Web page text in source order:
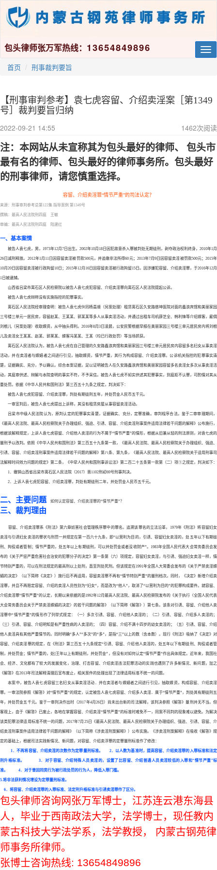
包头律师张万军热线： 13654849896
首页 刑事裁判要旨
​【刑事审判参考】袁七虎容留、介绍卖淫案［第1349
号］裁判要旨归纳
2022-09-21 14:55 1462次阅读
注：本网站从未宣称其为包头最好的律师、
包头市
最有名的律师、包头最好的律师事务所。包头最好
的刑事律师，请您慎重选择。
容留、介绍卖淫罪“情节严重”的司法认定？
来源：刑事审判参考总第 122集 指导案例 第1349号
撰稿：最高人民法院刑四庭 王敏
审编：最高人民法院刑四庭 陆建红
一、基本案情
被告人袁七虎，男， 1973年12月7日出生。2002年10月18日因犯故意杀入罪被判处无期徒刑，剥夺政治权利终身，2010年1月
26日减刑释放。2012年1月11日因容留卖淫被罚款500元，并追缴非法所得60元；2013年7月9日因容留卖淫被罚款500元；2015年
10月20日因容留卖淫被行政拘留10日；2015年12月16日因容留卖淫被行政拘留15日。因涉嫌犯容留、介绍卖淫罪，于2016年12月
1日被逮捕。
山西省吕梁市离石区人民检察院以被告人袁七虎犯容留、介绍卖淫罪向离石区人民法院提起公诉。
被告人袁七虎辩称没有实施指控的犯罪事实。
离石区人民法院经审理查明：被告人袁七虎伙同杨喜顺（另案处理）租赁离石区久安路慈坤医院对面的鑫浪宾馆和美丽家园
三号楼三单元一居民房，容留赵某、王某某、郭某某等多人从事卖淫活动，并通过出租车司机薛芝全、韩利锋等介绍嫖客，雇佣
刘根儿（另案处理）收取嫖资，从中抽头得利。 2016年8月3日凌晨，公安民警根据举报在美丽家园三号楼三单元居民房内将刘根
儿及卖淫女王某某、赵某、郭莱某、嫖客冯某某、王某（均已行政处罚）等当场抓获。
离石区人民法院认为，被告人袁七虎在自己管理的久安路鑫浪宾馆和美丽家园三号楼三单元居民房内容留多名妇女从事卖淫
活动，并在卖淫者与嫖娼者之间进行引见，抽取嫖资，情节严重，其行为构成容留、介绍卖淫罪。公诉机关指控的犯罪事实清
楚，证据确实、充分，予以确认。综合本案证据，足以证明被告人在久安路鑫浪宾馆和美丽家园容留多名卖淫女多次从事卖淫活
动，其庭审供述、辩解与本院查明的事实不符，不予采信。被告人袁七虎不如实供述其犯罪事实，到庭拒不认罪，可酌情对其从
重处罚。依据《中华人民共和国刑法》第三百五十九条之规定，判决如下：
被告人袁七虎犯容留、介绍卖淫罪，判处有期徒刑五年，并处罚金人民币五干元。
一审宣判后，被告人袁七虎提出上诉称，其没有租赁房屋从事容留卖淫活动。
吕梁市中级人民法院认为，原判认定的犯罪事实清楚，证据确实、充分，定罪准确。审判程序合法。鉴于二审审理期问，
《最高人民法院、最高人民检察院关于办理组织、强迫、引诱、容留、介绍卖淫刑事案件适用法律若干问题的解释》公布施行，
根据该解释规定，上诉人袁七虎容留、介绍他人卖淫的行为不属于“情节严重”的情形，根据从旧兼从轻的刑法原则，对袁七虎的
量刑予以改判。依照《中华人民共和国刑法》第三百五十九条第一款，《最高人民法院、最高人民检察院关于办理组织、强迫、
引诱、容留、介绍卖淫刑事案件适用法律若干问题的解释》第八条、第九条，《最高人民法院、最高人民检察院关于适用刑事司
法解释时间效力问题的规定》第二条，《中牮人民共和国刑事诉讼法》第二百二十五条第一款第（二）项①之规定，判决如下：
1．撤销山西省吕梁市离石区人民法院（2017）晋1102刑初69号刑事判决。
2．上诉人袁七虎犯容留、介绍卖淫罪，判处有期徒刑二年，并处罚金人民币五千元。
二、主要问题如何认定容留、介绍卖淫罪的“情节严重”？
三、裁判理由
容留、介绍卖淫罪系《刑法》第六章妨害社会管理秩序罪中的罪名。追溯该罪名的立法沿革， 1979年《刑法》将容留妇女
卖淫与引诱妇女卖淫的罪状与刑罚一并规定在第一百六十九条，即“以营利为目的，引诱、容留妇女卖淫的，处五年以下有期徙
刑、拘役或者管制；情节严重的，处五年以上有期徒刑，可以并处罚金或者没收财产”。1983年全国人民代表大会常务委员会发
布的《关于严惩严重危害社会治安的犯罪分子的决定》第一条第（六）项规定，容留妇女卖淫，与引诱、强迫妇女卖淫一样，情
节特别严重的，可以在刑法规定的最高刑以上处刑，直至判处死刑。但该规定在1991年全国人大常委会发布的《关于严禁卖淫嫖
娼的决定》（以下简称《决定》）施行后不再适用，容留卖淫罪不再有“情节特别严重”的量刑档次。同时，《决定》新增介绍卖
淫罪，并且不再限定容留、介绍的卖淫人员性别为“妇女”，而是改为“他人”，取消了“以营利为目的”的犯罪构成要件。就容留、
介绍卖淫罪“情节严重”的认定，长期以来依据的是1992年12月最高人民法院、最高人民检察院发布的《关于执行〈全国人民代表
大会常务委员会关于严禁卖淫嫖娼的决定〉的若干问题的解答》（以下简称《解答》）第七条。该条对引诱、容留、介绍他人卖
淫罪中“情节严重”的情形作了列举式规定：（一）多次引诱、容留、介绍他人卖淫的；（二）引诱、容留、介绍多人卖淫的；
（三）引诱、容留、介绍明知是有严重性病的人卖淫的；（四）容留、介绍不满十四岁的幼女卖淫的；（五）引诱、容留、介绍
他人卖淫具有其他严重情节的。同时明确“多人”“多次”的“多”，是指“三”以上的数（含本数）。现行《刑法》吸纳了《决定》对
容留、介绍卖淫罪的规定，在《刑法》第三百五十九条规定“引诱、容留、介绍他人卖淫的，处五年以下有期徒刑、拘役或者管
制，并处罚金；情节严重的，处]王年以上有期徒刑，并处罚金”，但没有对如何认定“情节严重”作出具体规定。近年来，我国社
会、经济、文化都有了较大的发展变化，治理、打击容留、介绍卖淫违法犯罪活动的实践也遇到了许多新情况、新问题，加之
《解答》在2013年司法解释清理后宣布废止，相关案件的处理出现了法律适用标准不统一的问题。
本案中，被告人袁七虎容留三名妇女从事卖淫活动．并在卖淫者与嫖娼者之间进行引见，抽取嫖资，构成容留、介绍卖淫
罪。一审法院参照《解答》对“情节严重”的规定，认定被告人袁七虎容留、介绍多人卖淫．属于“情节严重”，判处其有期徒刑五
年，并处罚金五千元。鉴于一审判决作出时（2017年4月26日）尚未出台新的司法解释，该判决参照《解答》量刑并无不当。但
客观上，由于《解答》已废止，各地在掌握容留、介绍卖淫“情节严重”的标准时难免不一，同案不同判的现象难以避免。为解决
该类犯罪法律适用标准不统一的问题，2017年7月25日《最高人民法院、最高人民检察院关于办理组织、强迫、引诱、容留、介
绍卖淫刑事案件适用法律若干问题的解释》（以下简称《涉卖淫刑案解释》）公布实施。《涉卖淫刑案解释》在吸收《解答》规
定的基础上，根据司法实践新情况、新问题，对容留、介绍卖浮罪的定罪量刑标准作了修改：
1．不再将容留、介绍卖淫的次数作为定罪量刑标准。 2．以人数为基准时，提高容留、介绍卖淫罪的入罪标准和法定
刑升格标准。 3．对于容留、介绍特殊人员卖淫的，设置了比容留、介绍普通人员卖淫较低的入罪和“情节严重”标
准。 4．对于曾因同类行为被行政处罚的行为人，降低入罪门槛。
5.将非法获利情况增设为定罪量刑标准。
6．将容留、介绍卖淫罪的入罪标准、法定刑升格标准与引诱卖淫罪作了区分。
包头律师咨询网张万军博士，江苏连云港东海县
人，毕业于西南政法大学，法学博士，现任教内
蒙古科技大学法学系，法学教授，
内蒙古钢苑律
师事务所律师。
张博士咨询热线: 13654849896